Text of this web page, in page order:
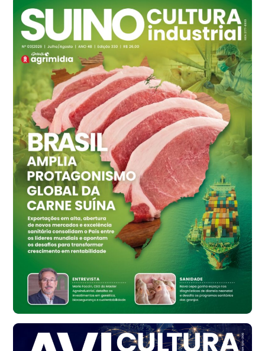
Ovo Branco - Regional
Branco
R$ 145,34
cx
Ovo Vermelho - Regional
Grande São Paulo (SP)
R$ 155,59
cx
Ovo Vermelho - Regional
Vermelho
R$ 159,31
cx
Ovo Branco - Regional
Bastos (SP)
R$ 134,42
cx
Ovo Vermelho - Regional
Bastos (SP)
R$ 148,56
cx
Frango - Indicador